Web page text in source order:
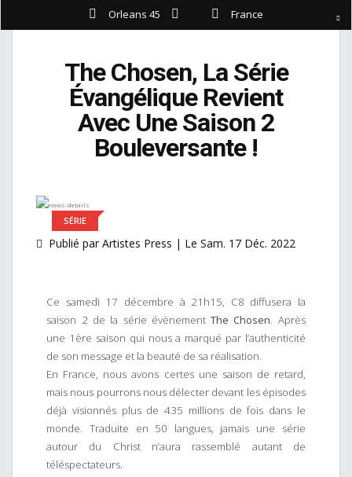
Orleans 45 France
The Chosen, La Série
Évangélique Revient
Avec Une Saison 2
Bouleversante !
SÉRIE
Publié par Artistes Press | Le Sam. 17 Déc. 2022
Ce samedi 17 décembre à 21h15, C8 diffusera la
saison 2 de la série évènementThe Chosen. Après
une 1ère saison qui nous a marqué par l’authenticité
de son message et la beauté de sa réalisation.
En France, nous avons certes une saison de retard,
mais nous pourrons nous délecter devant les épisodes
déjà visionnés plus de 435 millions de fois dans le
monde. Traduite en 50 langues, jamais une série
autour du Christ n’aura rassemblé autant de
téléspectateurs.